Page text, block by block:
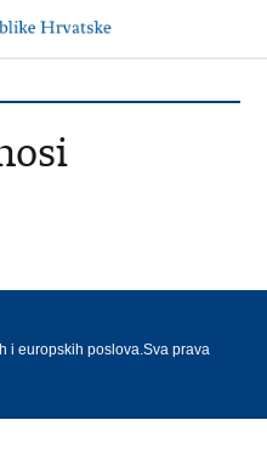
i europskih poslova.Sva prava